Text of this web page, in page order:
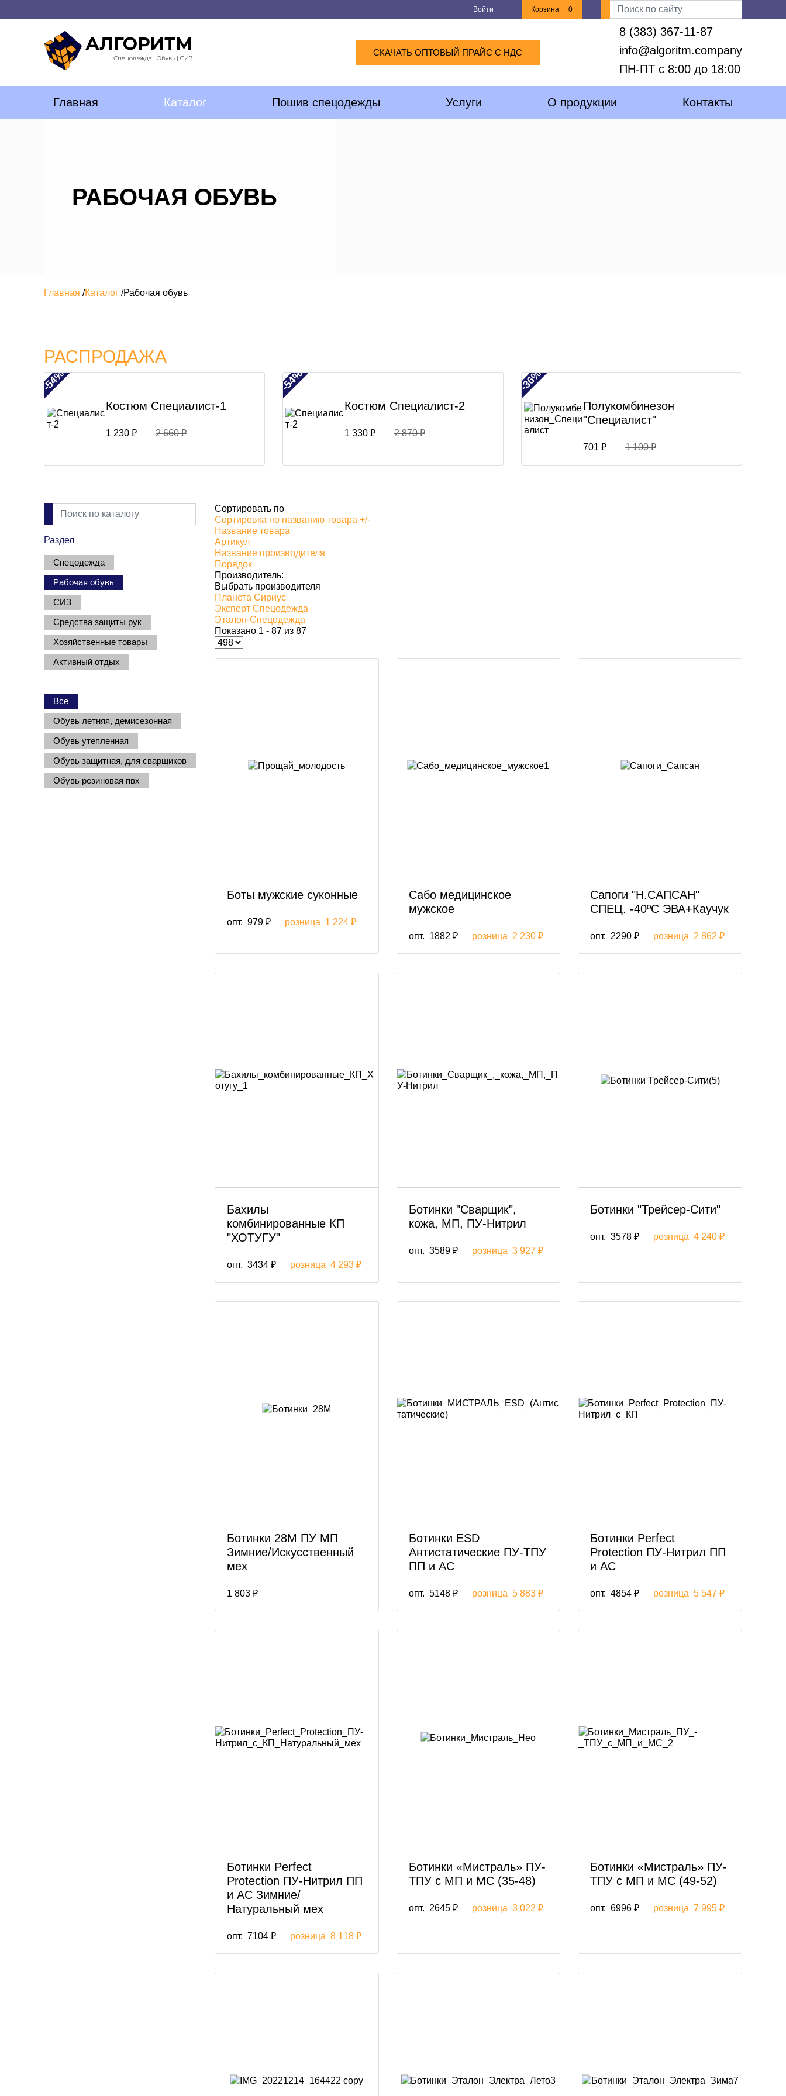
Войти Корзина 0
СКАЧАТЬ ОПТОВЫЙ ПРАЙС С НДС
8 (383) 367-11-87
info@algoritm.company
ПН-ПТ с 8:00 до 18:00
Главная Каталог Пошив спецодежды Услуги О продукции Контакты
РАБОЧАЯ ОБУВЬ
Главная /Каталог /Рабочая обувь
РАСПРОДАЖА
Костюм Специалист-1
1 230 ₽ 2 660 ₽
-54%
Костюм Специалист-2
1 330 ₽ 2 870 ₽
-54%
Полукомбинезон
"Специалист"
701 ₽ 1 100 ₽
-36%
Сортировать по
Сортировка по названию товара +/-
Название товара
Артикул
Название производителя
Порядок
Производитель:
Выбрать производителя
Планета Сириус
Эксперт Спецодежда
Эталон-Спецодежда
Показано 1 - 87 из 87
Боты мужские суконные
опт. 979 ₽ розница 1 224 ₽
Сабо медицинское
мужское
опт. 1882 ₽ розница 2 230 ₽
Сапоги "Н.САПСАН"
СПЕЦ. -40ºС ЭВА+Каучук
опт. 2290 ₽ розница 2 862 ₽
Бахилы
комбинированные КП
"ХОТУГУ"
опт. 3434 ₽ розница 4 293 ₽
Ботинки "Сварщик",
кожа, МП, ПУ-Нитрил
опт. 3589 ₽ розница 3 927 ₽
Ботинки "Трейсер-Сити"
опт. 3578 ₽ розница 4 240 ₽
Ботинки 28М ПУ МП
Зимние/Искусственный
мех
1 803 ₽
Ботинки ESD
Антистатические ПУ-ТПУ
ПП и АС
опт. 5148 ₽ розница 5 883 ₽
Ботинки Perfect
Protection ПУ-Нитрил ПП
и АС
опт. 4854 ₽ розница 5 547 ₽
Ботинки Perfect
Protection ПУ-Нитрил ПП
и АС Зимние/
Натуральный мех
опт. 7104 ₽ розница 8 118 ₽
Ботинки «Мистраль» ПУ-
ТПУ с МП и МС (35-48)
опт. 2645 ₽ розница 3 022 ₽
Ботинки «Мистраль» ПУ-
ТПУ с МП и МС (49-52)
опт. 6996 ₽ розница 7 995 ₽
Раздел
Спецодежда
Рабочая обувь
СИЗ
Средства защиты рук
Хозяйственные товары
Активный отдых
Все
Обувь летняя, демисезонная
Обувь утепленная
Обувь защитная, для сварщиков
Обувь резиновая пвх